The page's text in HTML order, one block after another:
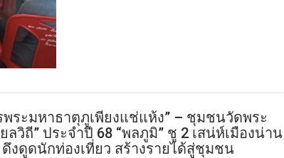
ระมหาธาตุภูเพียงแช่แห้ง” – ชุมชนวัดพระ
ถี” ประจำปี 68 “พลภูมิ” ชู 2 เสน่ห์เมืองน่าน
งดูดนักท่องเที่ยว สร้างรายได้สู่ชุมชน